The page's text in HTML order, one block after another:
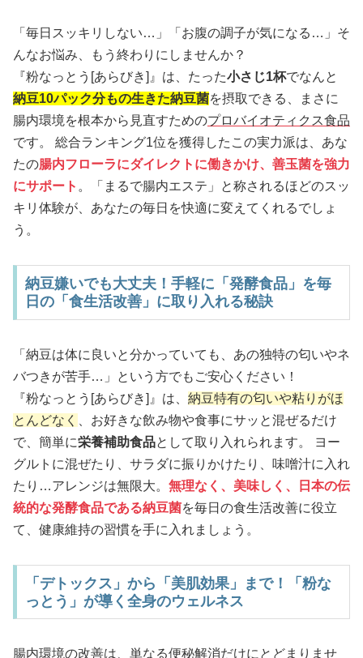
「毎日スッキリしない…」「お腹の調子が気になる…」そ
んなお悩み、もう終わりにしませんか？
『粉なっとう[あらびき]』は、たった小さじ1杯でなんと
納豆10パック分もの生きた納豆菌を摂取できる、まさに
腸内環境を根本から見直すためのプロバイオティクス食品
です。 総合ランキング1位を獲得したこの実力派は、あな
たの腸内フローラにダイレクトに働きかけ、善玉菌を強力
にサポート 。「まるで腸内エステ」と称されるほどのスッ
キリ体験が、あなたの毎日を快適に変えてくれるでしょ
う。
納豆嫌いでも大丈夫！手軽に「発酵食品」を毎
日の「食生活改善」に取り入れる秘訣
「納豆は体に良いと分かっていても、あの独特の匂いやネ
バつきが苦手…」という方でもご安心ください！
『粉なっとう[あらびき]』は、 納豆特有の匂いや粘りがほ
とんどなく
、お好きな飲み物や食事にサッと混ぜるだけ
で、簡単に栄養補助食品として取り入れられます。 ヨー
グルトに混ぜたり、サラダに振りかけたり、味噌汁に入れ
たり…アレンジは無限大。 無理なく、美味しく、日本の伝
統的な発酵食品である納豆菌を毎日の食生活改善に役立
て、健康維持の習慣を手に入れましょう。
「デトックス」から「美肌効果」まで！「粉な
っとう」が導く全身のウェルネス
腸内環境の改善は、単なる便秘解消だけにとどまりませ